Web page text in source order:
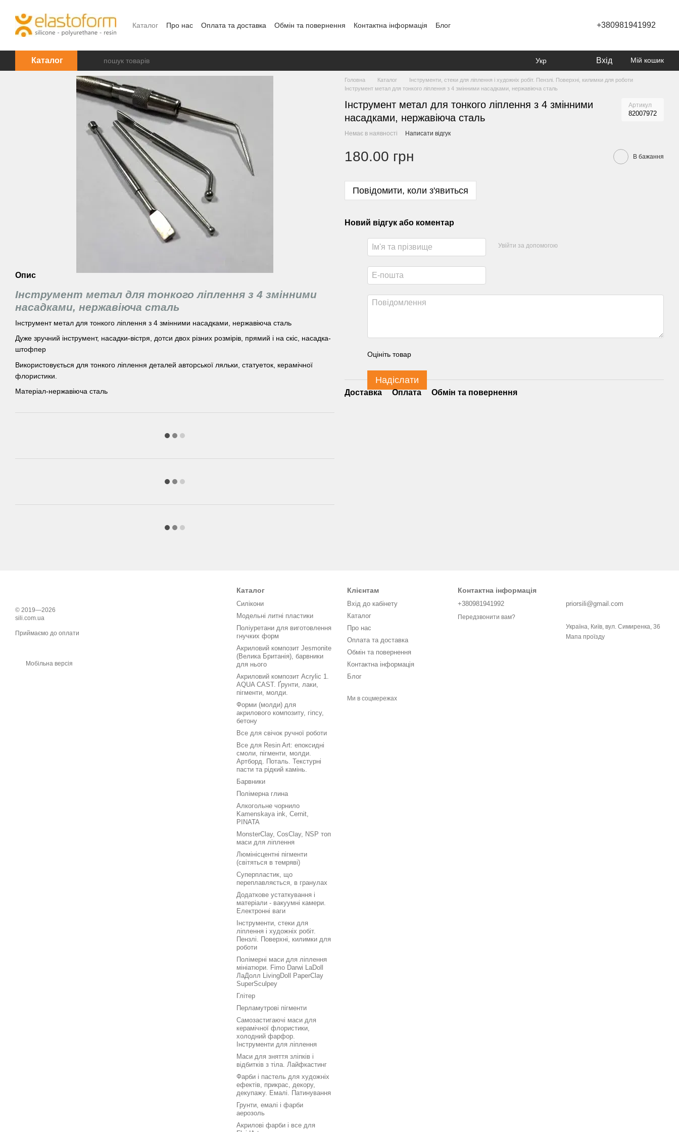
Каталог Про нас Оплата та доставка Обмін та повернення Контактна інформація Блог +380981941992
Каталог Укр Вхід Мій кошик
Опис
Інструмент метал для тонкого ліплення з 4 змінними
насадками, нержавіюча сталь
Інструмент метал для тонкого ліплення з 4 змінними насадками, нержавіюча сталь
Дуже зручний інструмент, насадки-вістря, дотси двох різних розмірів, прямий і на скіс, насадка-
штофпер
Використовується для тонкого ліплення деталей авторської ляльки, статуеток, керамічної
флористики.
Матеріал-нержавіюча сталь
Головна Каталог
Інструменти, стеки для ліплення і художніх робіт. Пензлі. Поверхні, килимки для роботи
Інструмент метал для тонкого ліплення з 4 змінними насадками, нержавіюча сталь
Інструмент метал для тонкого ліплення з 4 змінними
насадками, нержавіюча сталь
Артикул
82007972
Немає в наявності Написати відгук
180.00 грн В бажання
Повідомити, коли з'явиться
Новий відгук або коментар
Увійти за допомогою
Оцініть товар
Надіслати
Доставка Оплата Обмін та повернення
© 2019—2026
sili.com.ua
Приймаємо до оплати
Мобільна версія
Каталог
Силікони
Модельні литні пластики
Поліуретани для виготовлення
гнучких форм
Акриловий композит Jesmonite
(Велика Британія), барвники
для нього
Акриловий композит Acrylic 1.
AQUA CAST. Ґрунти, лаки,
пігменти, молди.
Форми (молди) для
акрилового композиту, гіпсу,
бетону
Все для свічок ручної роботи
Все для Resin Art: епоксидні
смоли, пігменти, молди.
Артборд. Поталь. Текстурні
пасти та рідкий камінь.
Барвники
Полімерна глина
Алкогольне чорнило
Kamenskaya ink, Cernit,
PINATA
MonsterClay, CosClay, NSP топ
маси для ліплення
Люмінісцентні пігменти
(світяться в темряві)
Суперпластик, що
переплавляється, в гранулах
Додаткове устаткування і
матеріали - вакуумні камери.
Електронні ваги
Інструменти, стеки для
ліплення і художніх робіт.
Пензлі. Поверхні, килимки для
роботи
Полімерні маси для ліплення
мініатюри. Fimo Darwi LaDoll
ЛаДолл LivingDoll PaperClay
SuperSculpey
Глітер
Перламутрові пігменти
Самозастигаючі маси для
керамічної флористики,
холодний фарфор.
Інструменти для ліплення
Маси для зняття зліпків і
відбитків з тіла. Лайфкастинг
Фарби і пастель для художніх
ефектів, прикрас, декору,
декупажу. Емалі. Патинування
Грунти, емалі і фарби
аерозоль
Акрилові фарби і все для
Клієнтам
Вхід до кабінету
Каталог
Про нас
Оплата та доставка
Обмін та повернення
Контактна інформація
Блог
Ми в соцмережах
Контактна інформація
+380981941992
Передзвонити вам?
priorsili@gmail.com
Україна, Київ, вул. Симиренка, 36
Мапа проїзду